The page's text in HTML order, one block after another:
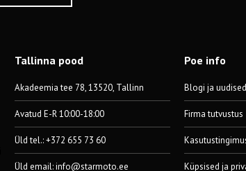
Tallinna pood
Akadeemia tee 78, 13520, Tallinn
Avatud E-R 10:00-18:00
Üld tel.: +372 655 73 60
Üld email:info@starmoto.ee
Poe info
Blogi ja uudised
Firma tutvustus
Küpsised ja